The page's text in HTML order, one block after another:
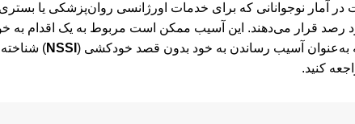
در آمار نوجوانانی که برای خدمات اورژانسی روان‌پزشکی یا
رصد قرار می‌دهند. این آسیب ممکن است مربوط به یک اقدام به
آسیب رساندن به خود بدون قصد خودکشی ( NSSI
)
کنید.